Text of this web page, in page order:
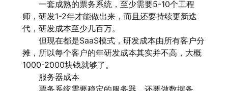
一套成熟的票务系统，至少需要5-10个工程
师，研发1-2年才能做出来，而且还要持续更新迭
代，研发成本至少几百万。
但现在都是SaaS模式，研发成本由所有客户分
摊，所以每个客户的年研发成本其实并不高，大概
1000-2000块钱就够了。
服务器成本
票务系统需要稳定的服务器，还要做数据备